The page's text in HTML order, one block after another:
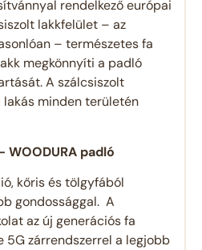
rendelkező európai
lakkfelület – az
– természetes fa
megkönnyíti a padló
A szálcsiszolt
minden területén
padló
kőris és tölgyfából
gondossággal. A
az új generációs fa
5G zárrendszerrel a legjobb